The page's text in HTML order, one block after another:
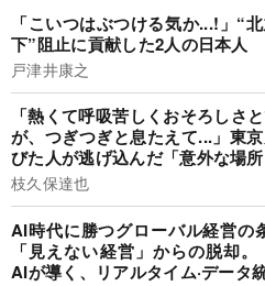
「こいつはぶつける気か...!」“
下”阻止に貢献した2人の日本人
戸津井康之
「熱くて呼吸苦しくおそろしさ
が、つぎつぎと息たえて...」東
びた人が逃げ込んだ「意外な場所
枝久保達也
AI時代に勝つグローバル経営の
「見えない経営」からの脱却
AIが導く、リアルタイム·データ